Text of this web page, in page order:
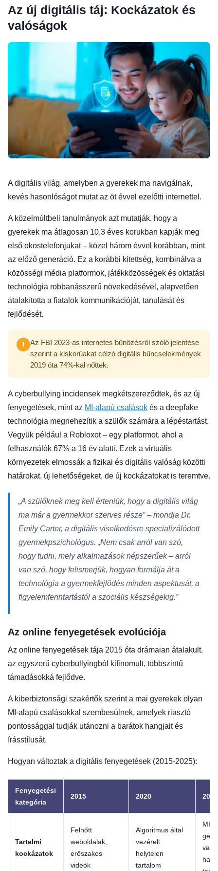
Az új digitális táj: Kockázatok és
valóságok
A digitális világ, amelyben a gyerekek ma navigálnak,
kevés hasonlóságot mutat az öt évvel ezelőtti internettel.
A közelmúltbeli tanulmányok azt mutatják, hogy a
gyerekek ma átlagosan 10,3 éves korukban kapják meg
első okostelefonjukat – közel három évvel korábban, mint
az előző generáció. Ez a korábbi kitettség, kombinálva a
közösségi média platformok, játékközösségek és oktatási
technológia robbanásszerű növekedésével, alapvetően
átalakította a fiatalok kommunikációját, tanulását és
fejlődését.
Az FBI 2023-as internetes bűnözésről szóló jelentése
szerint a kiskorúakat célzó digitális bűncselekmények
2019 óta 74%-kal nőttek.
A cyberbullying incidensek megkétszereződtek, és az új
fenyegetések, mint az MI-alapú csalások és a deepfake
technológia megnehezítik a szülők számára a lépéstartást.
Vegyük például a Robloxot – egy platformot, ahol a
felhasználók 67%-a 16 év alatti. Ezek a virtuális
környezetek elmossák a fizikai és digitális valóság közötti
határokat, új lehetőségeket, de új kockázatokat is teremtve.
„A szülőknek meg kell érteniük, hogy a digitális világ
ma már a gyermekkor szerves része” – mondja Dr.
Emily Carter, a digitális viselkedésre specializálódott
gyermekpszichológus. „Nem csak arról van szó,
hogy tudni, mely alkalmazások népszerűek – arról
van szó, hogy felismerjük, hogyan formálja át a
technológia a gyermekfejlődés minden aspektusát, a
figyelemfenntartástól a szociális készségekig.”
Az online fenyegetések evolúciója
Az online fenyegetések tája 2015 óta drámaian átalakult,
az egyszerű cyberbullyingból kifinomult, többszintű
támadásokká fejlődve.
A kiberbiztonsági szakértők szerint a mai gyerekek olyan
MI-alapú csalásokkal szembesülnek, amelyek riasztó
pontossággal tudják utánozni a barátok hangjait és
írásstílusát.
Hogyan változtak a digitális fenyegetések (2015-2025):
Fenyegetési
kategória
2015 2020 2025
Tartalmi
kockázatok
Felnőtt
weboldalak,
erőszakos
videók
Algoritmus által
vezérelt
helytelen
tartalom
MI